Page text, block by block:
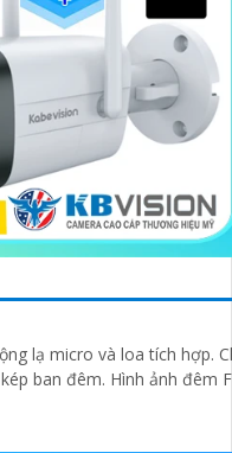
lạ micro và loa tích hợp.
ban đêm. Hình ảnh đêm